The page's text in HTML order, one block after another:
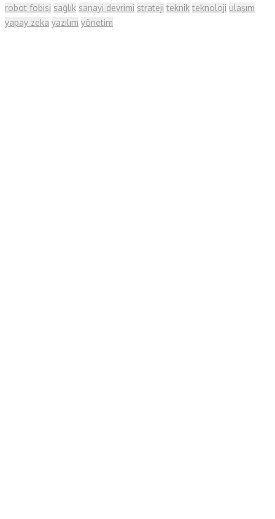
robot fobisi sağlık sanayi devrimi strateji teknik teknoloji ulaşım
yapay zeka yazılım yönetim